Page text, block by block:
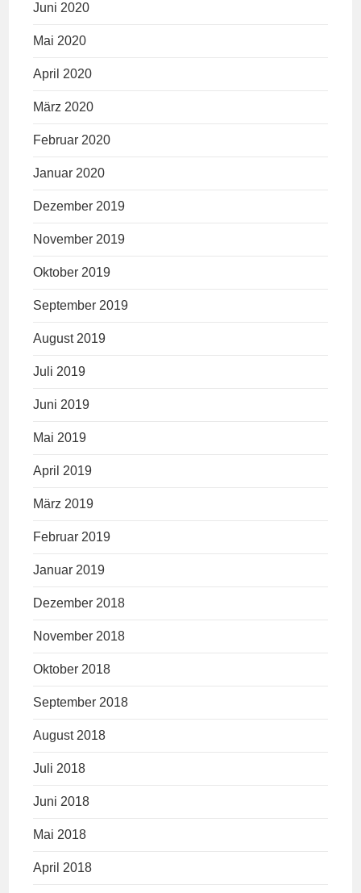
Juni 2020
Mai 2020
April 2020
März 2020
Februar 2020
Januar 2020
Dezember 2019
November 2019
Oktober 2019
September 2019
August 2019
Juli 2019
Juni 2019
Mai 2019
April 2019
März 2019
Februar 2019
Januar 2019
Dezember 2018
November 2018
Oktober 2018
September 2018
August 2018
Juli 2018
Juni 2018
Mai 2018
April 2018